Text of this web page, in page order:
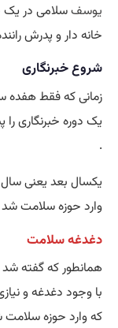
یوسفسلامی در یک
خانه دار و پدرش
شروع خبرنگاری
زمانی که فقط هفده
یک دوره خبرنگاری
.
وارد حوزه سلامت
دغدغه سلامت
همانطور که گفته شد
با وجود دغدغه و
که وارد حوزه